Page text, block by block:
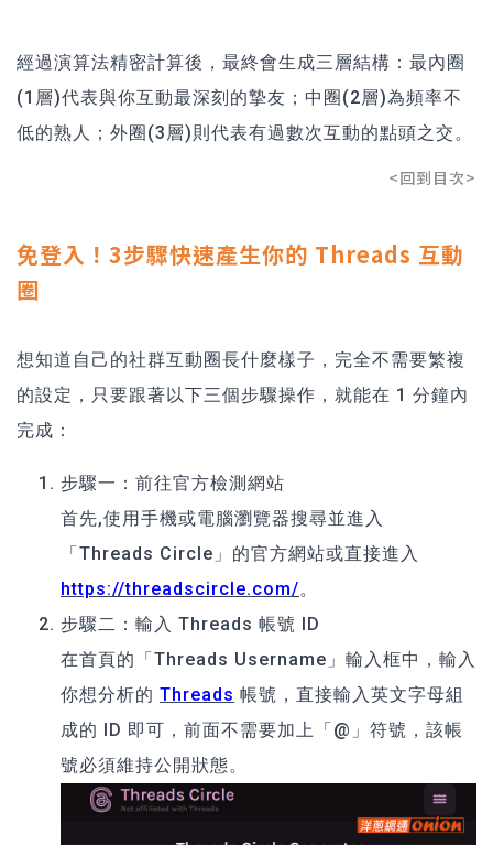
經過演算法精密計算後，最終會生成三層結構：最內圈
(1層)代表與你互動最深刻的摯友；中圈(2層)為頻率不
低的熟人；外圈(3層)則代表有過數次互動的點頭之交。
<回到目次>
免登入！3步驟快速產生你的 Threads 互動
圈
想知道自己的社群互動圈長什麼樣子，完全不需要繁複
的設定，只要跟著以下三個步驟操作，就能在 1 分鐘內
完成：
步驟一：前往官方檢測網站
首先,使用手機或電腦瀏覽器搜尋並進入
「Threads Circle」的官方網站或直接進入
https://threadscircle.com/。
步驟二：輸入 Threads 帳號 ID
在首頁的「Threads Username」輸入框中，輸入
你想分析的 Threads 帳號，直接輸入英文字母組
成的 ID 即可，前面不需要加上「@」符號，該帳
號必須維持公開狀態。